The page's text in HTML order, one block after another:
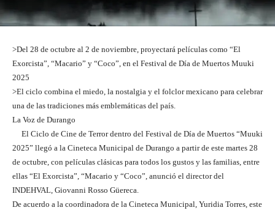
>Del 28 de octubre al 2 de noviembre, proyectará películas como “El
Exorcista”, “Macario” y “Coco”, en el Festival de Día de Muertos Muuki
2025
>El ciclo combina el miedo, la nostalgia y el folclor mexicano para celebrar
una de las tradiciones más emblemáticas del país.
La Voz de Durango
El Ciclo de Cine de Terror dentro del Festival de Día de Muertos “Muuki
2025” llegó a la Cineteca Municipal de Durango a partir de este martes 28
de octubre, con películas clásicas para todos los gustos y las familias, entre
ellas “El Exorcista”, “Macario y “Coco”, anunció el director del
INDEHVAL, Giovanni Rosso Güereca.
De acuerdo a la coordinadora de la Cineteca Municipal, Yuridia Torres, este